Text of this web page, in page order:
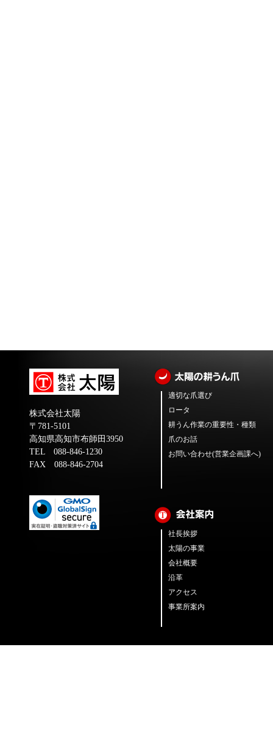
株式会社太陽
〒781-5101
高知県高知市布師田3950
TEL 088-846-1230
FAX 088-846-2704
適切な爪選び
ロータ
耕うん作業の重要性・種類
爪のお話
お問い合わせ(営業企画課へ)
社長挨拶
太陽の事業
会社概要
沿革
アクセス
事業所案内